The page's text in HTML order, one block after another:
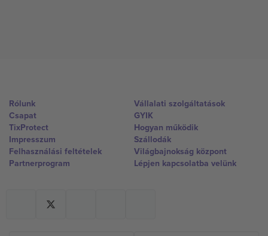
Rólunk
Csapat
TixProtect
Impresszum
Felhasználási feltételek
Partnerprogram
Vállalati szolgáltatások
GYIK
Hogyan működik
Szállodák
Világbajnokság központ
Lépjen kapcsolatba velünk